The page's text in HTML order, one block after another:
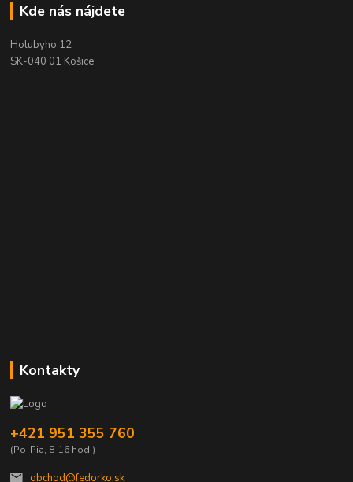
Kde nás nájdete
Holubyho 12
SK-040 01 Košice
Kontakty
+421 951 355 760
(Po-Pia, 8-16 hod.)
obchod@fedorko.sk